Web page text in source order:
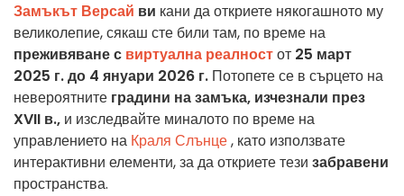
Замъкът Версай ви кани да откриете някогашното му
великолепие, сякаш сте били там, по време на
преживяване с виртуална реалностот 25 март
2025 г. до 4 януари 2026 г. Потопете се в сърцето на
невероятните градини на замъка, изчезнали през
XVII в., и изследвайте миналото по време на
управлението на Краля Слънце, като използвате
интерактивни елементи, за да откриете тези забравени
пространства.